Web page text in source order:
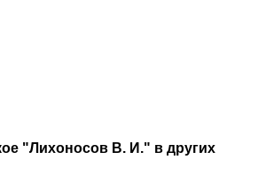
"Лихоносов В. И." в других